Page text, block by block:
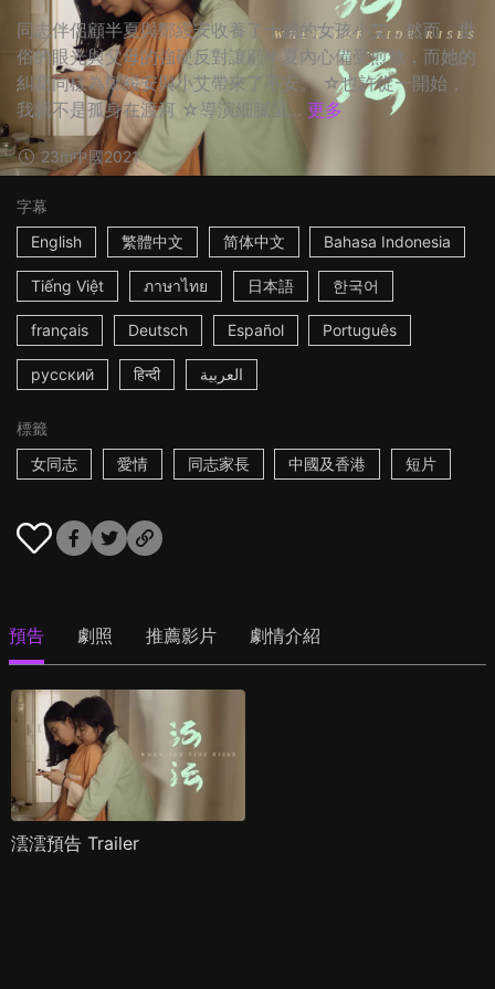
同志伴侶顧半夏與鄭綏安收養了十歲的女孩小艾，然而，世
俗的眼光與父母的強硬反對讓顧半夏內心備受煎熬，而她的
糾葛同樣為鄭綏安與小艾帶來了不安。 ☆也許從一開始，
我就不是孤身在渡河 ☆導演細膩呈... 更多
23m中國2021
字幕
English
繁體中文 简体中文 Bahasa Indonesia
Tiếng Việt ภาษาไทย 日本語 한국어
français Deutsch Español Português
русский हिन्दी العربية
標籤
女同志
愛情 同志家長 中國及香港 短片
預告 劇照 推薦影片 劇情介紹
澐澐預告 Trailer